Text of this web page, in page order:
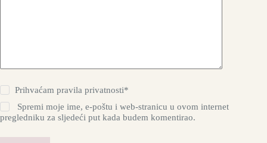
Prihvaćampravila privatnosti*
Spremi moje ime, e-poštu i web-stranicu u ovom internet
pregledniku za sljedeći put kada budem komentirao.